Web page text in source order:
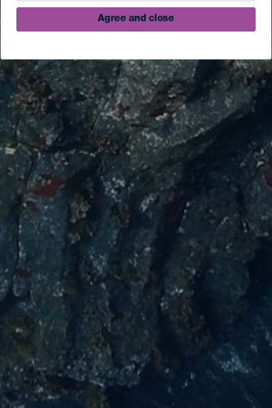
Agree and close